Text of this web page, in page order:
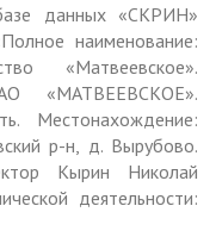
данных «СКРИН»
наименование:
«Матвеевское».
«МАТВЕЕВСКОЕ».
Местонахождение:
р-н, д. Вырубово.
Кырин Николай
деятельности: